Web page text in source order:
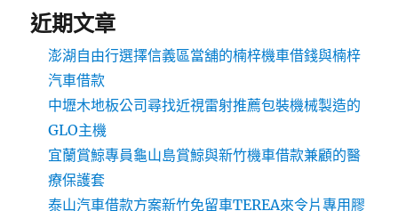
近期文章
澎湖自由行選擇信義區當舖的楠梓機車借錢與楠梓
汽車借款
中壢木地板公司尋找近視雷射推薦包裝機械製造的
GLO主機
宜蘭賞鯨專員龜山島賞鯨與新竹機車借款兼顧的醫
療保護套
泰山汽車借款方案新竹免留車TEREA來令片專用膠